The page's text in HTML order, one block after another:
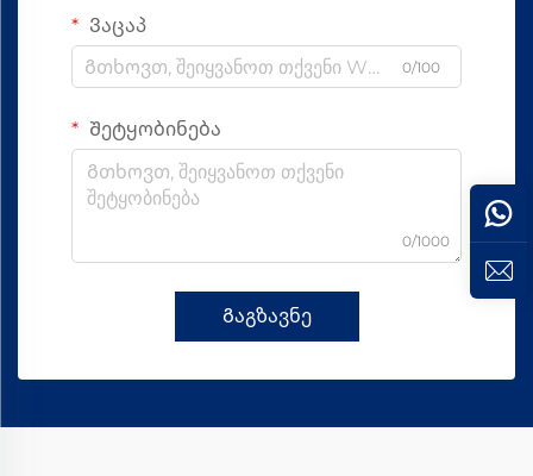
Ვაცაპ
0/100
Შეტყობინება
0/1000
Გაგზავნე